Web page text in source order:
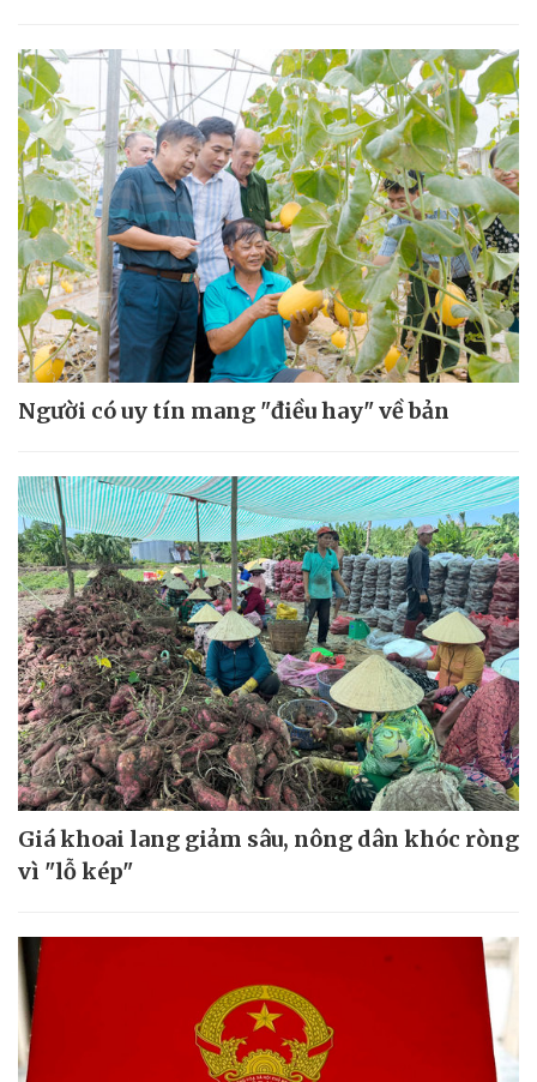
Người có uy tín mang "điều hay" về bản
Giá khoai lang giảm sâu, nông dân khóc ròng
vì "lỗ kép"